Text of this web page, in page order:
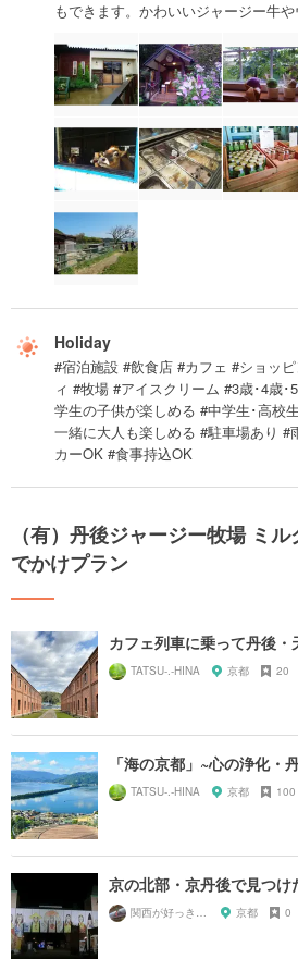
もできます。かわいいジャージー牛や
Holiday
#宿泊施設 #飲食店 #カフェ #ショッ
ィ #牧場 #アイスクリーム #3歳･4歳
学生の子供が楽しめる #中学生･高校
一緒に大人も楽しめる #駐車場あり #
カーOK #食事持込OK
（有）丹後ジャージー牧場 ミ
でかけプラン
カフェ列車に乗って丹後
TATSU-.-HINA 京都 20
「海の京都」~心の浄化・
TATSU-.-HINA 京都 100
京の北部・京丹後で見つけ
関西が好っきゃねん 京都 0